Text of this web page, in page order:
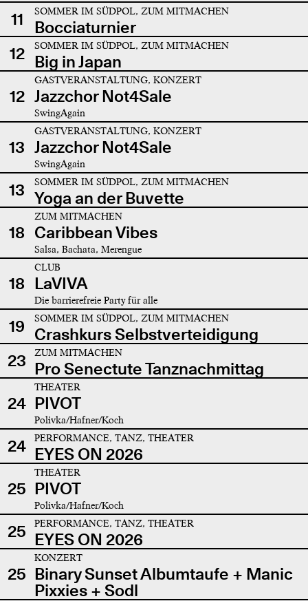
11 SOMMER IM SÜDPOL, ZUM MITMACHEN
Bocciaturnier
12
SOMMER IM SÜDPOL, ZUM MITMACHEN
Big in Japan
12
GASTVERANSTALTUNG, KONZERT
Jazzchor Not4Sale
SwingAgain
13
GASTVERANSTALTUNG, KONZERT
Jazzchor Not4Sale
SwingAgain
13 SOMMER IM SÜDPOL, ZUM MITMACHEN
Yoga an der Buvette
18
ZUM MITMACHEN
Caribbean Vibes
Salsa, Bachata, Merengue
18
CLUB
LaVIVA
Die barrierefreie Party für alle
19 SOMMER IM SÜDPOL, ZUM MITMACHEN
Crashkurs Selbstverteidigung
23
ZUM MITMACHEN
Pro Senectute Tanznachmittag
24
THEATER
PIVOT
Polivka/Hafner/Koch
24 PERFORMANCE, TANZ, THEATER
EYES ON 2026
25
THEATER
PIVOT
Polivka/Hafner/Koch
25 PERFORMANCE, TANZ, THEATER
EYES ON 2026
25
KONZERT
Binary Sunset Albumtaufe + Manic
Pixxies + Sodl